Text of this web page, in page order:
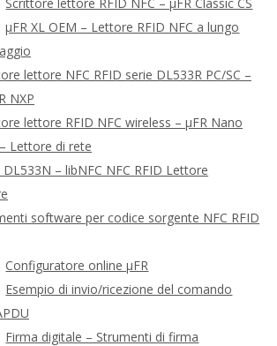
μFR XL OEM – Lettore RFID NFC a lungo
lettore NFC RFID serie DL533R PC/SC –
NXP
lettore RFID NFC wireless – μFR Nano
Lettore di rete
DL533N – libNFC NFC RFID Lettore
software per codice sorgente NFC RFID
Configuratore online μFR
Esempio di invio/ricezione del comando
Firma digitale – Strumenti di firma